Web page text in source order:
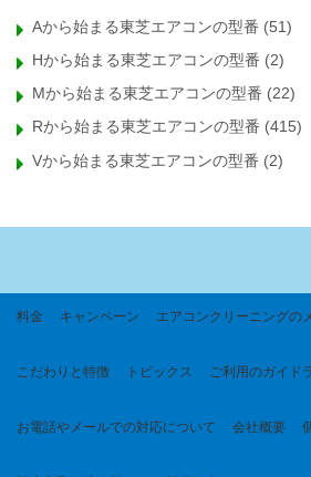
Aから始まる東芝エアコンの型番 (51)
Hから始まる東芝エアコンの型番 (2)
Mから始まる東芝エアコンの型番 (22)
Rから始まる東芝エアコンの型番 (415)
Vから始まる東芝エアコンの型番 (2)
料金 キャンペーン エアコンクリーニングの
こだわりと特徴 トピックス ご利用のガイド
お電話やメールでの対応について 会社概要